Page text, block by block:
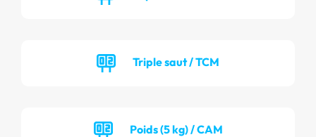
Triple saut / TCM
Poids (5 kg) / CAM